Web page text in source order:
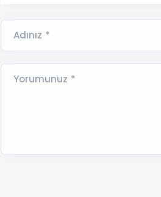
Adınız *
Yorumunuz *